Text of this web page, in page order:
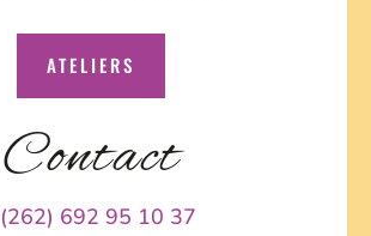
ATELIERS
Contact
692 95 10 37